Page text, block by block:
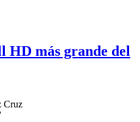
HD más grande del
Cruz